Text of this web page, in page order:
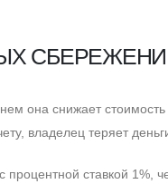
она снижает стоимость
владелец теряет
ставкой 1%,